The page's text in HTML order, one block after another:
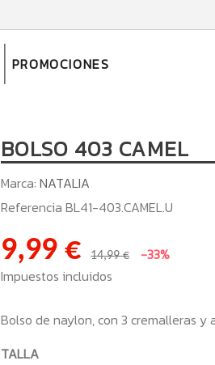
PROMOCIONES
BOLSO 403 CAMEL
Marca: NATALIA
Referencia BL41-403.CAMEL.U
9,99 € 14,99 €
-33%
Impuestos incluidos
Bolso de naylon, con 3 cremalleras y
TALLA